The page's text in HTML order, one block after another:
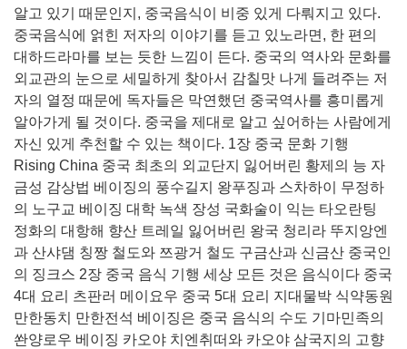
알고 있기 때문인지, 중국음식이 비중 있게 다뤄지고 있다.
중국음식에 얽힌 저자의 이야기를 듣고 있노라면, 한 편의
대하드라마를 보는 듯한 느낌이 든다. 중국의 역사와 문화를
외교관의 눈으로 세밀하게 찾아서 감칠맛 나게 들려주는 저
자의 열정 때문에 독자들은 막연했던 중국역사를 흥미롭게
알아가게 될 것이다. 중국을 제대로 알고 싶어하는 사람에게
자신 있게 추천할 수 있는 책이다. 1장 중국 문화 기행
Rising China 중국 최초의 외교단지 잃어버린 황제의 능 자
금성 감상법 베이징의 풍수길지 왕푸징과 스차하이 무정하
의 노구교 베이징 대학 녹색 장성 국화술이 익는 타오란팅
정화의 대항해 향산 트레일 잃어버린 왕국 청리라 뚜지앙엔
과 산샤댐 칭짱 철도와 쯔광거 철도 구금산과 신금산 중국인
의 징크스 2장 중국 음식 기행 세상 모든 것은 음식이다 중국
4대 요리 츠판러 메이요우 중국 5대 요리 지대물박 식약동원
만한동치 만한전석 베이징은 중국 음식의 수도 기마민족의
쏸양로우 베이징 카오야 치엔취떠와 카오야 삼국지의 고향